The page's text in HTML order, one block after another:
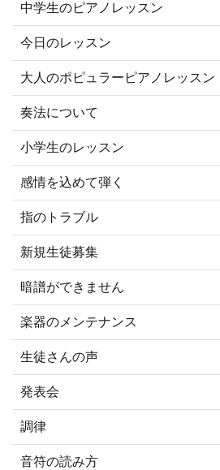
中学生のピアノレッスン
今日のレッスン
大人のポピュラーピアノレッスン
奏法について
小学生のレッスン
感情を込めて弾く
指のトラブル
新規生徒募集
暗譜ができません
楽器のメンテナンス
生徒さんの声
発表会
調律
音符の読み方